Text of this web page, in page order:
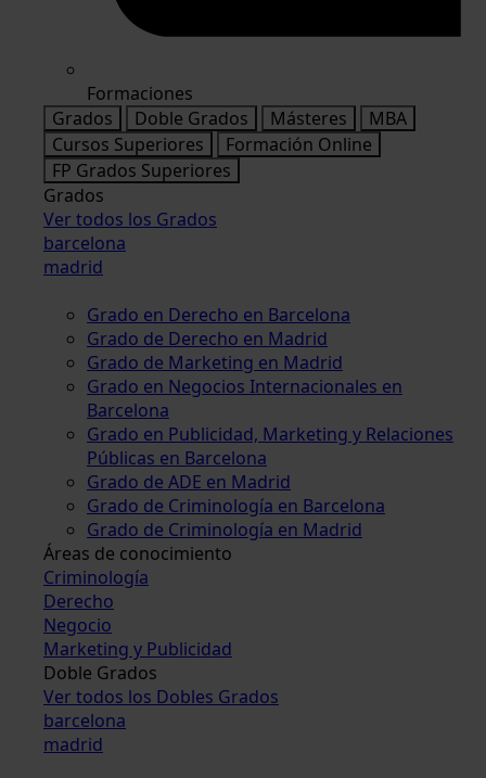
Formaciones
Grados
Doble Grados Másteres
MBA
Cursos Superiores
Formación Online
FP Grados Superiores
Grados
Ver todos los Grados
barcelona
madrid
Grado en Derecho en Barcelona
Grado de Derecho en Madrid
Grado de Marketing en Madrid
Grado en Negocios Internacionales en
Barcelona
Grado en Publicidad, Marketing y Relaciones
Públicas en Barcelona
Grado de ADE en Madrid
Grado de Criminología en Barcelona
Grado de Criminología en Madrid
Áreas de conocimiento
Criminología
Derecho
Negocio
Marketing y Publicidad
Doble Grados
Ver todos los Dobles Grados
barcelona
madrid